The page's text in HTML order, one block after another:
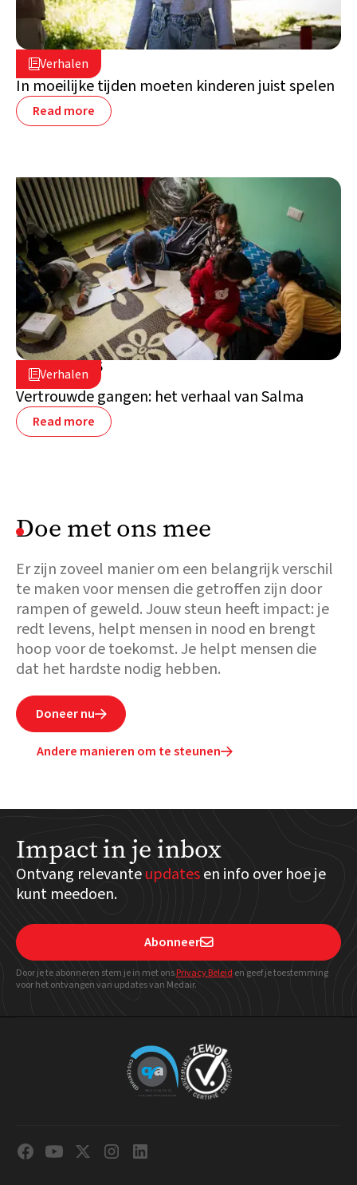
Verhalen
16 juli 2026
Libanon
In moeilijke tijden moeten kinderen juist spelen
Read more
Verhalen
20 april 2026
Libanon
Vertrouwde gangen: het verhaal van Salma
Read more
Doe met ons mee
Er zijn zoveel manier om een belangrijk verschil
te maken voor mensen die getroffen zijn door
rampen of geweld. Jouw steun heeft impact: je
redt levens, helpt mensen in nood en brengt
hoop voor de toekomst. Je helpt mensen die
dat het hardste nodig hebben.
Doneer nu
Andere manieren om te steunen
Impact in je inbox
Ontvang relevanteupdatesen info over hoe je
kunt meedoen.
Abonneer
Door je te abonneren stem je in met onsPrivacy Beleid en geefje toestemming
voor het ontvangen van updates van Medair.